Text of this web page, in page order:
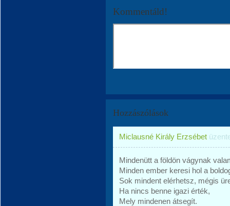
Kommentáld!
Hozzászólások
Miclausné Király Erzsébet
Mindenütt a földön vágynak
Minden ember keresi hol a
Sok mindent elérhetsz, mégis
Ha nincs benne igazi érték,
Mely mindenen átsegít.